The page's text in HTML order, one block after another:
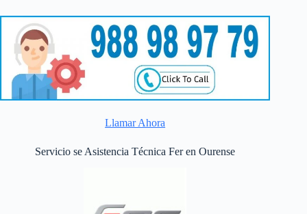
Llamar Ahora
Servicio se Asistencia Técnica Fer en Ourense